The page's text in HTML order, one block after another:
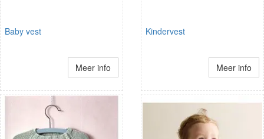
Baby vest
Meer info
Kindervest
Meer info